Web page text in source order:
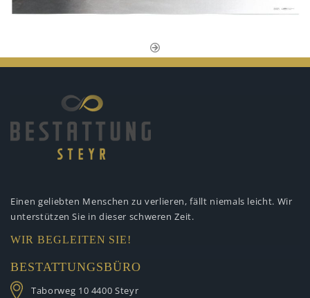
Einen geliebten Menschen zu verlieren, fällt niemals leicht. Wir
unterstützen Sie in dieser schweren Zeit.
WIR BEGLEITEN SIE!
BESTATTUNGSBÜRO
Taborweg 10 4400 Steyr